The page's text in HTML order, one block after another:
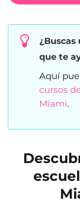
que te
Aquí
cursos
Miami.